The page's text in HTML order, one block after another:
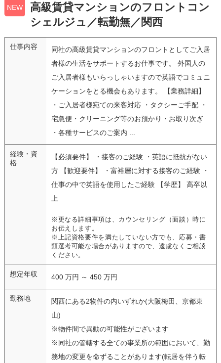
NEW
高級賃貸マンションのフロントコン
シェルジュ／転勤無／関西
仕事内容
同社の高級賃貸マンションのフロントとしてご入居
者様の生活をサポートするお仕事です。 外国人の
ご入居者様もいらっしゃいますので英語でコミュニ
ケーションをとる機会もあります。 【業務詳細】
・ご入居者様宛ての来客対応 ・タクシーご手配 ・
宅急便・クリーニング等のお預かり・お取り次ぎ
・各種サービスのご案内 ...
経験・資
格
【必須要件】 ・接客のご経験 ・英語に抵抗がない
方 【歓迎要件】 ・富裕層に対する接客のご経験 ・
仕事の中で英語を使用したご経験 【学歴】 高卒以
上
※更なる詳細事項は、カウンセリング（面談）時に
お伝えします。
※上記資格要件を満たしていない方でも、応募・書
類選考可能な場合がありますので、遠慮なくご相談
ください。
想定年収 400 万円 ～ 450 万円
勤務地
関西にある2物件の内いずれか(大阪梅田、京都東
山)
※物件間で異動の可能性がございます
※同社の管轄する全ての事業所の範囲において、勤
務地の変更を命ずることがあります(転居を伴う転